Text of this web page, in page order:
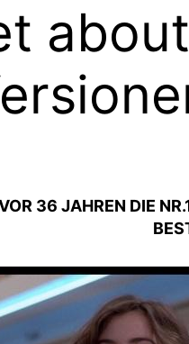
36 JAHREN DIE